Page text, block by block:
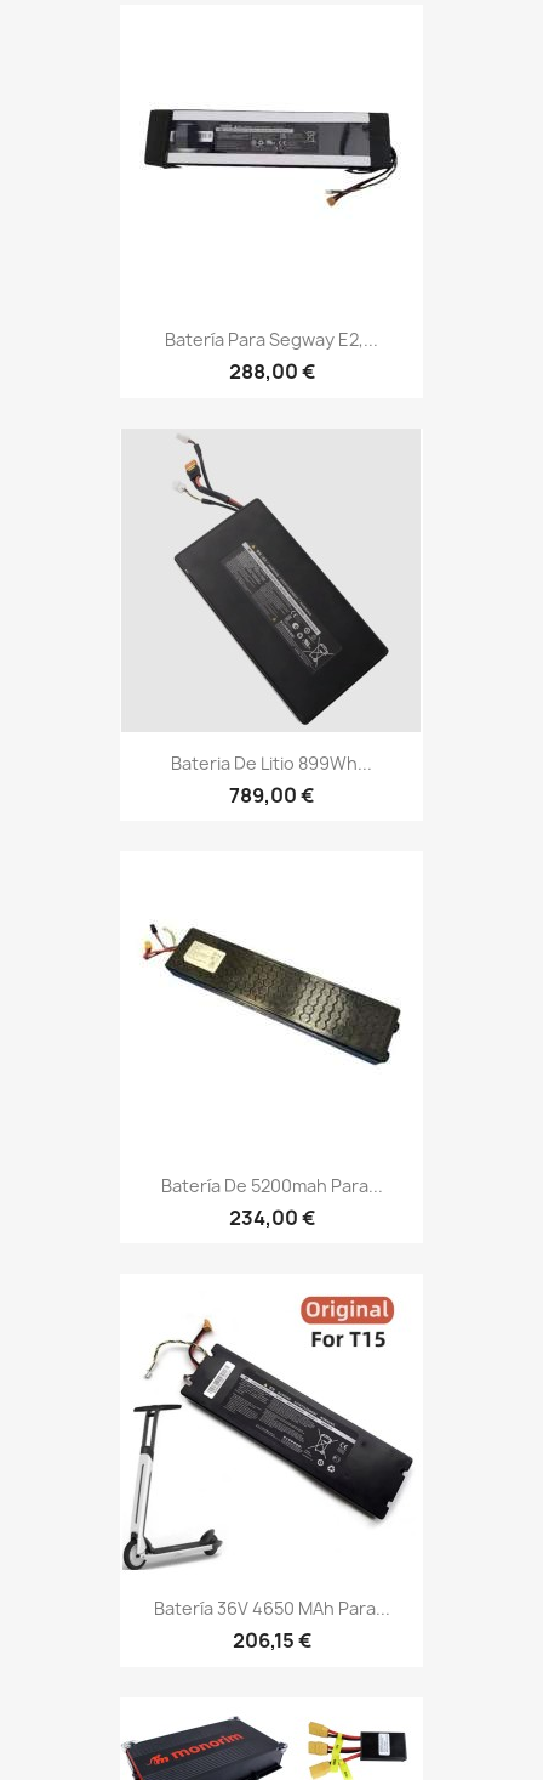
Batería Para Segway E2,...
288,00 €
Bateria De Litio 899Wh...
789,00 €
Batería De 5200mah Para...
234,00 €
Batería 36V 4650 MAh Para...
206,15 €